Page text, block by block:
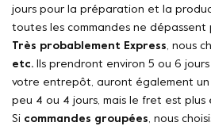
jours pour la préparation et la
toutes les commandes ne dépassent
Très probablement Express, nous
etc. Ils prendront environ 5 ou 6
votre entrepôt, auront également un
peu 4 ou 4 jours, mais le fret est plus
Si commandes groupées, nous